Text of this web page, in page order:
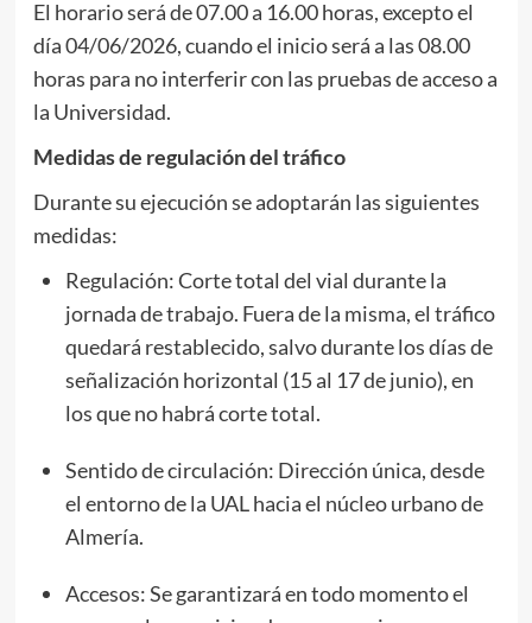
El horario será de 07.00 a 16.00 horas, excepto el
día 04/06/2026, cuando el inicio será a las 08.00
horas para no interferir con las pruebas de acceso a
la Universidad.
Medidas de regulación del tráfico
Durante su ejecución se adoptarán las siguientes
medidas:
Regulación: Corte total del vial durante la
jornada de trabajo. Fuera de la misma, el tráfico
quedará restablecido, salvo durante los días de
señalización horizontal (15 al 17 de junio), en
los que no habrá corte total.
Sentido de circulación: Dirección única, desde
el entorno de la UAL hacia el núcleo urbano de
Almería.
Accesos: Se garantizará en todo momento el